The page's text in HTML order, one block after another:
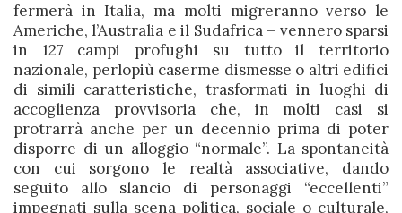
fermerà in Italia, ma molti migreranno verso le
Americhe, l’Australia e il Sudafrica – vennero sparsi
in 127 campi profughi su tutto il territorio
nazionale, perlopiù caserme dismesse o altri edifici
di simili caratteristiche, trasformati in luoghi di
accoglienza provvisoria che, in molti casi si
protrarrà anche per un decennio prima di poter
disporre di un alloggio “normale”. La spontaneità
con cui sorgono le realtà associative, dando
seguito allo slancio di personaggi “eccellenti”
impegnati sulla scena politica, sociale o culturale,